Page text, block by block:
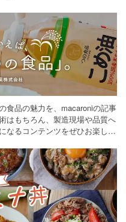
食品の魅力を、macaroniの記事
はもちろん、製造現場や品質へ
なるコンテンツをぜひお楽しみ